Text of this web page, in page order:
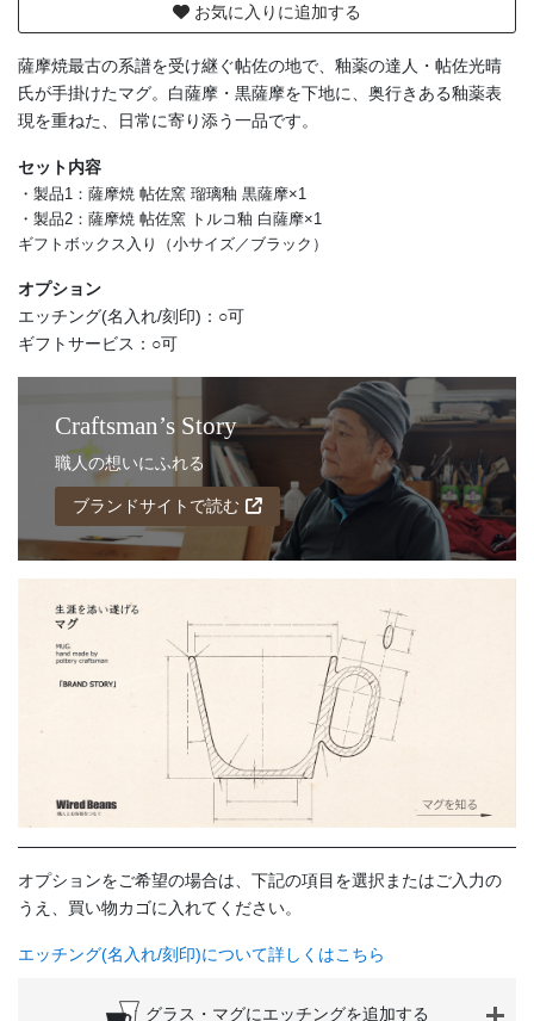
薩摩焼最古の系譜を受け継ぐ帖佐の地で、釉薬の達人・帖佐光晴
氏が手掛けたマグ。白薩摩・黒薩摩を下地に、奥行きある釉薬表
現を重ねた、日常に寄り添う一品です。
セット内容
・製品1：薩摩焼 帖佐窯 瑠璃釉 黒薩摩×1
・製品2：薩摩焼 帖佐窯 トルコ釉 白薩摩×1
ギフトボックス入り（小サイズ／ブラック）
オプション
エッチング(名入れ/刻印)：○可
ギフトサービス：○可
Craftsman’s Story
職人の想いにふれる
ブランドサイトで読む
お気に入りに追加する
オプションをご希望の場合は、下記の項目を選択またはご入力の
うえ、買い物カゴに入れてください。
エッチング(名入れ/刻印)について詳しくはこちら
グラス・マグにエッチングを追加する